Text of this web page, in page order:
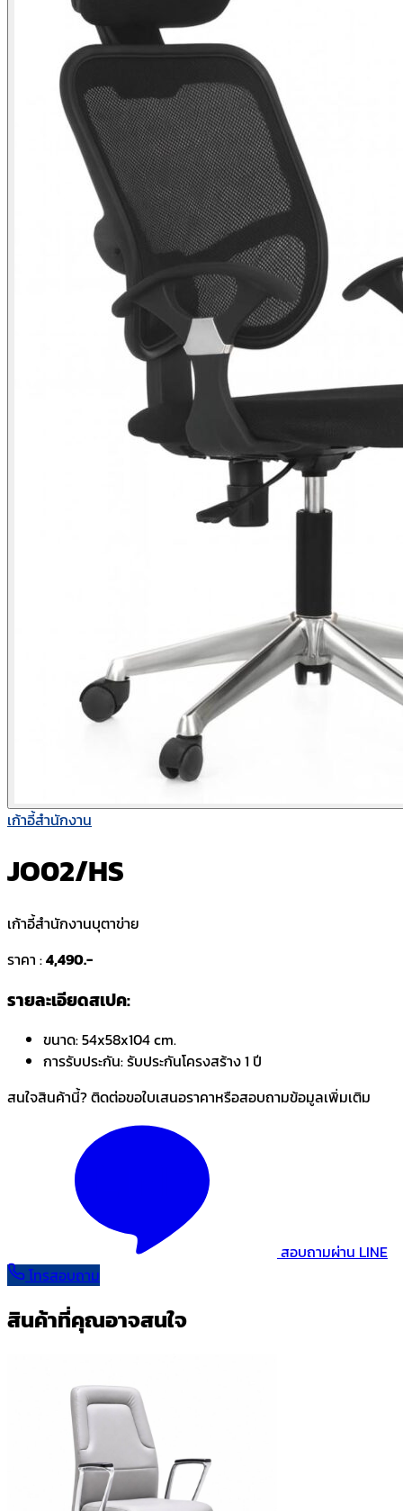
เก้าอี้สำนักงาน
JO02/HS
เก้าอี้สำนักงานบุตาข่าย
ราคา :4,490.-
รายละเอียดสเปค:
ขนาด:54x58x104 cm.
การรับประกัน:รับประกันโครงสร้าง 1 ปี
สนใจสินค้านี้? ติดต่อขอใบเสนอราคาหรือสอบถามข้อมูลเพิ่มเติม
สอบถามผ่าน LINE
โทรสอบถาม
สินค้าที่คุณอาจสนใจ